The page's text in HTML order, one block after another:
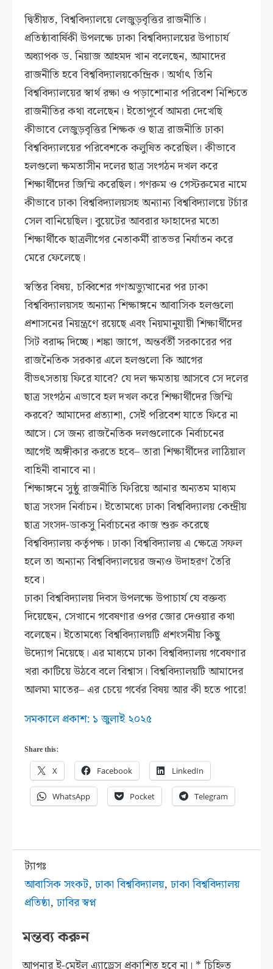
দ্বিতীয়ত, বিশ্ববিদ্যালয়ে লেজুড়বৃত্তির রাজনীতি।
প্রতিষ্ঠাবার্ষিকী উপলক্ষে ঢাকা বিশ্ববিদ্যালয়ের উপাচার্য
অধ্যাপক ড. নিয়াজ আহমদ খান বলেছেন, আমাদের
রাজনীতি হবে বিশ্ববিদ্যালয়কেন্দ্রিক। অর্থাৎ তিনি
বিশ্ববিদ্যালয়ের স্বার্থ রক্ষা ও পড়াশোনার পরিবেশ নিশ্চিতে
রাজনীতির কথা বলেছেন। ইতোপূর্বে আমরা দেখেছি
কীভাবে লেজুড়বৃত্তির শিক্ষক ও ছাত্র রাজনীতি ঢাকা
বিশ্ববিদ্যালয়ের পরিবেশকে কলুষিত করেছিল। কীভাবে
হলগুলো ক্ষমতাসীন দলের ছাত্র সংগঠন দখল করে
শিক্ষার্থীদের জিম্মি করেছিল। গণরুম ও গেস্টরুমের নামে
কীভাবে ঢাকা বিশ্ববিদ্যালয়সহ অন্যান্য বিশ্ববিদ্যালয়ে টর্চার
সেল বানিয়েছিল। বুয়েটের আবরার ফাহাদের মতো
শিক্ষার্থীকে ছাত্রলীগের নেতাকর্মী রাতভর নির্যাতন করে
মেরে ফেলেছে।
স্বস্তির বিষয়, চব্বিশের গণঅভ্যুত্থানের পর ঢাকা
বিশ্ববিদ্যালয়সহ অন্যান্য শিক্ষাঙ্গনে আবাসিক হলগুলো
প্রশাসনের নিয়ন্ত্রণে রয়েছে এবং নিয়মানুযায়ী শিক্ষার্থীদের
সিট বরাদ্দ দিচ্ছে। শঙ্কা জাগে, অন্তর্বর্তী সরকারের পর
রাজনৈতিক সরকার এলে হলগুলো কি আগের
বীভৎসতায় ফিরে যাবে? যে দল ক্ষমতায় আসবে সে দলের
ছাত্র সংগঠন এভাবে হল দখল করে শিক্ষার্থীদের জিম্মি
করবে? আমাদের প্রত্যাশা, সেই পরিবেশ যাতে ফিরে না
আসে। সে জন্য রাজনৈতিক দলগুলোকে নির্বাচনের
আগেই অঙ্গীকার করতে হবে– তারা শিক্ষার্থীদের লাঠিয়াল
বাহিনী বানাবে না।
শিক্ষাঙ্গনে সুষ্ঠু রাজনীতি ফিরিয়ে আনার অন্যতম মাধ্যম
ছাত্র সংসদ নির্বাচন। ইতোমধ্যে ঢাকা বিশ্ববিদ্যালয় কেন্দ্রীয়
ছাত্র সংসদ-ডাকসু নির্বাচনের কাজ শুরু করেছে
বিশ্ববিদ্যালয় কর্তৃপক্ষ। ঢাকা বিশ্ববিদ্যালয় এ ক্ষেত্রে সফল
হলে তা অন্যান্য বিশ্ববিদ্যালয়ের জন্যও উদাহরণ তৈরি
হবে।
ঢাকা বিশ্ববিদ্যালয় দিবস উপলক্ষে উপাচার্য যে বক্তব্য
দিয়েছেন, সেখানে গবেষণার ওপর জোর দেওয়ার কথা
বলেছেন। ইতোমধ্যে বিশ্ববিদ্যালয়টি প্রশংসনীয় কিছু
উদ্যোগ নিয়েছে। এর মাধ্যমে ঢাকা বিশ্ববিদ্যালয় গবেষণার
খরা কাটিয়ে উঠবে বলে বিশ্বাস। বিশ্ববিদ্যালয়টি আমাদের
আলমা মাতের– এর চেয়ে গর্বের বিষয় আর কী হতে পারে!
সমকালে প্রকাশ: ১ জুলাই ২০২৫
Share this:
X Facebook LinkedIn
WhatsApp Pocket Telegram
ট্যাগঃ
আবাসিক সংকট,ঢাকা বিশ্ববিদ্যালয়,ঢাকা বিশ্ববিদ্যালয়
প্রতিষ্ঠা,ঢাবির স্বপ্ন
মন্তব্য করুন